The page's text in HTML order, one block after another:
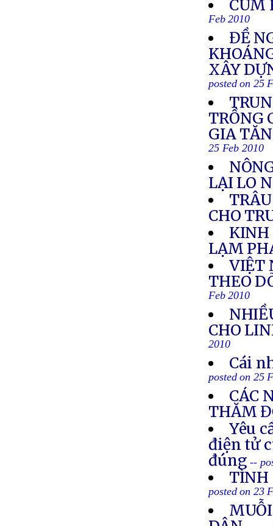
CÚM
Feb 2010
ĐỀ
XÂY
posted on 25
TRỒNG
GIA
25 Feb 2010
LẠI LO
CHO
KINH
LẠM
VIỆT
THEO
Feb 2010
CHO
2010
Cái
posted on 25
CÁC
THĂM
Yêu
điện tử
đúng --
TÌNH
posted on 23